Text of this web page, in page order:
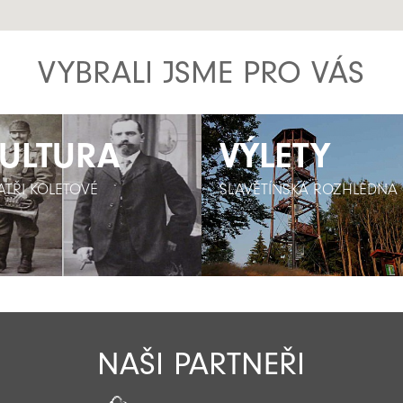
VYBRALI JSME PRO VÁS
KOLETOVÉ
KOLETOVÉ
VÝLETY
SLAVĚTÍNSKÁ ROZHLEDNA
VÝLETY
SLAVĚTÍNSKÁ ROZHLEDNA
NAŠI PARTNEŘI